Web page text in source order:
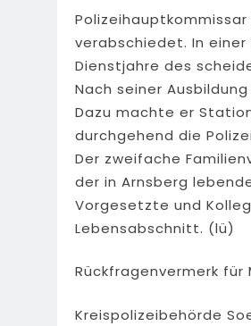
verabschiedet. In einer
Dienstjahre des
Nach seiner
Dazu machte er
durchgehend die
Der zweifache
der in Arnsberg
Vorgesetzte und
Lebensabschnitt. (lü)
Rückfragenvermerk
Kreispolizeibehörde